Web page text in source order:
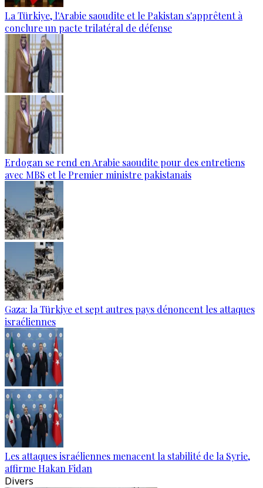
La Türkiye, l'Arabie saoudite et le Pakistan s'apprêtent à
conclure un pacte trilatéral de défense
Erdogan se rend en Arabie saoudite pour des entretiens
avec MBS et le Premier ministre pakistanais
Gaza: la Türkiye et sept autres pays dénoncent les attaques
israéliennes
Les attaques israéliennes menacent la stabilité de la Syrie,
affirme Hakan Fidan
Divers